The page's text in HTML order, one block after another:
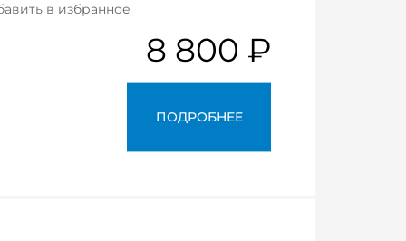
8 800 ₽
ПОДРОБНЕЕ
в избранное